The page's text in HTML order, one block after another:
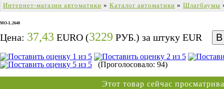
Интернет-магазин автоматики » Каталог автоматики » Шлагбаумы
MO-L.2640
Цена: 37,43 EURO (3229 РУБ.) за штуку EUR
(Проголосовало: 94)
Этот товар сейчас